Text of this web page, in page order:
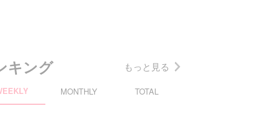
キング もっと見る
MONTHLY TOTAL